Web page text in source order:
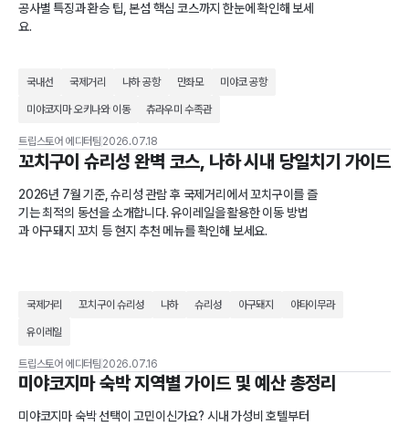
공사별 특징과 환승 팁, 본섬 핵심 코스까지 한눈에 확인해 보세
요.
국내선 국제거리 나하 공항 만좌모 미야코 공항
미야코지마 오키나와 이동 츄라우미 수족관
트립스토어 에디터팀 2026.07.18
꼬치구이 슈리성 완벽 코스, 나하 시내 당일치기 가이드
2026년 7월 기준, 슈리성 관람 후 국제거리에서 꼬치구이를 즐
기는 최적의 동선을 소개합니다. 유이레일을 활용한 이동 방법
과 아구돼지 꼬치 등 현지 추천 메뉴를 확인해 보세요.
국제거리 꼬치구이 슈리성 나하 슈리성 아구돼지 야타이무라
유이레일
트립스토어 에디터팀 2026.07.16
미야코지마 숙박 지역별 가이드 및 예산 총정리
미야코지마 숙박 선택이 고민이신가요? 시내 가성비 호텔부터